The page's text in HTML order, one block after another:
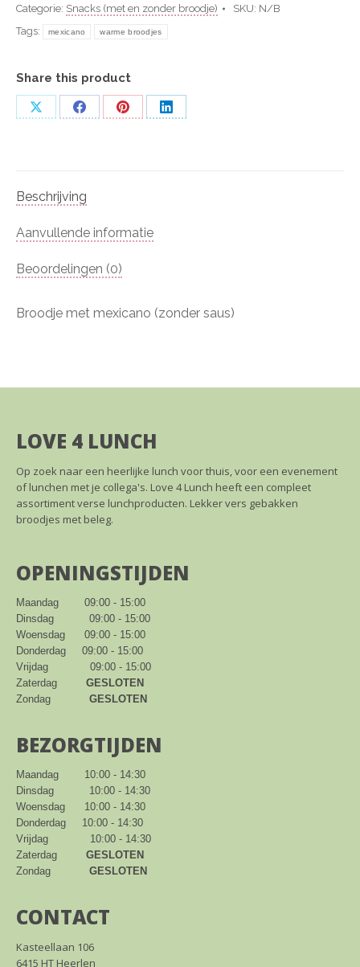
Categorie: Snacks (met en zonder broodje) SKU: N/B
Tags:
mexicano warme broodjes
Share this product
Deel
Deel
Deel
Deel
Beschrijving
Aanvullende informatie
Beoordelingen (0)
Broodje met mexicano (zonder saus)
LOVE 4 LUNCH
Op zoek naar een heerlijke lunch voor thuis, voor een evenement
of lunchen met je collega's. Love 4 Lunch heeft een compleet
assortiment verse lunchproducten. Lekker vers gebakken
broodjes met beleg.
OPENINGSTIJDEN
Maandag        09:00 - 15:00
Dinsdag           09:00 - 15:00
Woensdag      09:00 - 15:00
Donderdag     09:00 - 15:00
Vrijdag             09:00 - 15:00
Zaterdag GESLOTEN
Zondag GESLOTEN
BEZORGTIJDEN
Maandag        10:00 - 14:30
Dinsdag           10:00 - 14:30
Woensdag      10:00 - 14:30
Donderdag     10:00 - 14:30
Vrijdag             10:00 - 14:30
Zaterdag GESLOTEN
Zondag GESLOTEN
CONTACT
Kasteellaan 106
6415 HT Heerlen